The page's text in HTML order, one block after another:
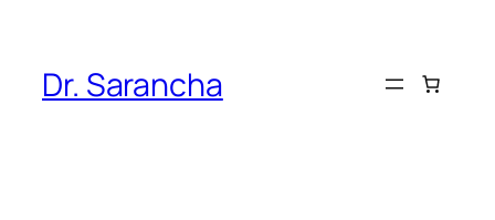
вмістуDr. Sarancha